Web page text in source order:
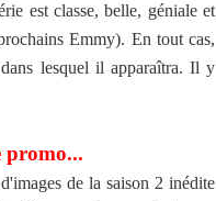
est classe, belle, géniale et
Emmy). En tout cas,
lesquel il apparaîtra. Il y
promo...
de la saison 2 inédite